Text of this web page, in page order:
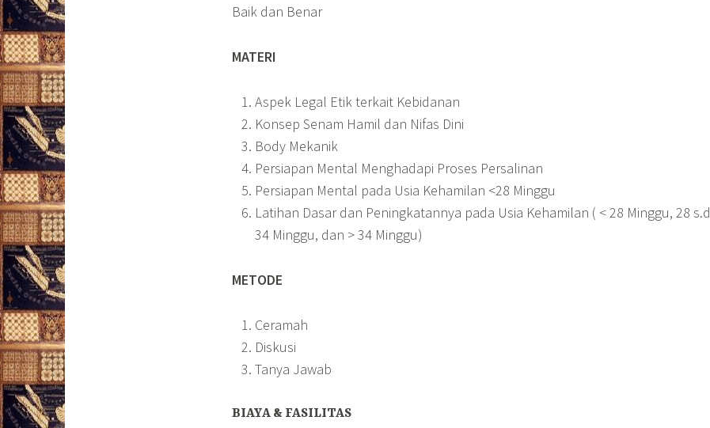
Baik dan Benar
MATERI
Aspek Legal Etik terkait Kebidanan
Konsep Senam Hamil dan Nifas Dini
Body Mekanik
Persiapan Mental Menghadapi Proses Persalinan
Persiapan Mental pada Usia Kehamilan <28 Minggu
Latihan Dasar dan Peningkatannya pada Usia Kehamilan ( < 28 Minggu, 28 s.d
34 Minggu, dan > 34 Minggu)
METODE
Ceramah
Diskusi
Tanya Jawab
BIAYA & FASILITAS